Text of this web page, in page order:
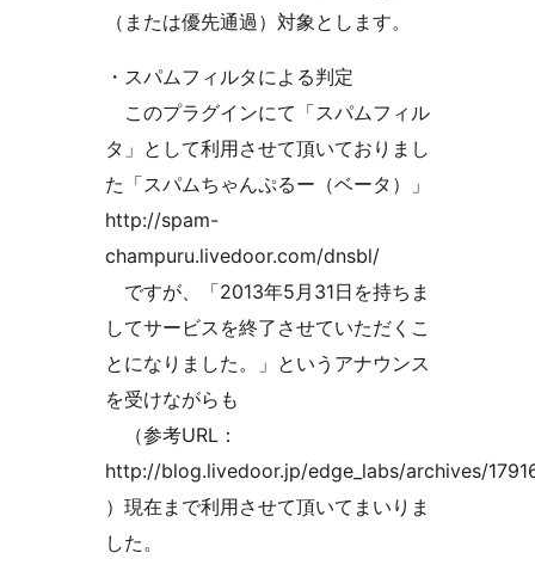
（または優先通過）対象とします。
・スパムフィルタによる判定
このプラグインにて「スパムフィル
タ」として利用させて頂いておりまし
た「スパムちゃんぷるー（ベータ）」
http://spam-
champuru.livedoor.com/dnsbl/
ですが、「2013年5月31日を持ちま
してサービスを終了させていただくこ
とになりました。」というアナウンス
を受けながらも
（参考URL：
http://blog.livedoor.jp/edge_labs/archives/
）現在まで利用させて頂いてまいりま
した。